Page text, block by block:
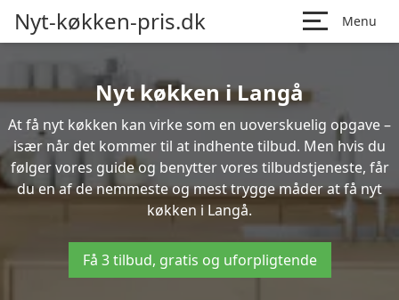
Nyt-køkken-pris.dk Menu
Nyt køkken i Langå
At få nyt køkken kan virke som en uoverskuelig opgave –
især når det kommer til at indhente tilbud. Men hvis du
følger vores guide og benytter vores tilbudstjeneste, får
du en af de nemmeste og mest trygge måder at få nyt
køkken i Langå.
Få 3 tilbud, gratis og uforpligtende